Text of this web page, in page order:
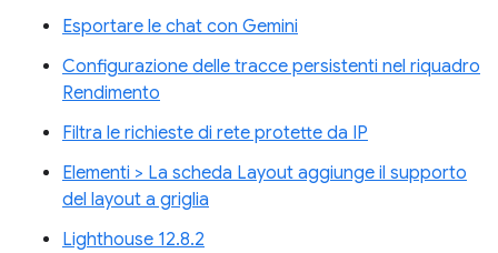
Esportare le chat con Gemini
Configurazione delle tracce persistenti nel riquadro
Rendimento
Filtra le richieste di rete protette da IP
Elementi > La scheda Layout aggiunge il supporto
del layout a griglia
Lighthouse 12.8.2